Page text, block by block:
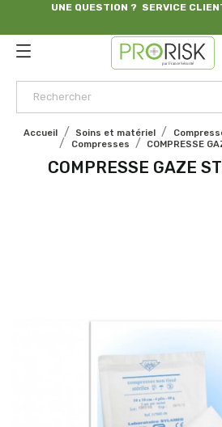
UNE QUESTION ? SERVICE
par France Sécurité
Accueil Soins et matériel
Compresses
COMPRESSE
COMPRESSE GAZE